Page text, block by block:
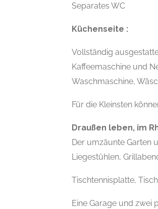
Separates WC
Küchenseite :
Vollständig
Kaffeemaschine und
Waschmaschine,
Für die Kleinsten
Draußen leben, im
Der umzäunte Garten
Liegestühlen,
Tischtennisplatte,
Eine Garage und zwei